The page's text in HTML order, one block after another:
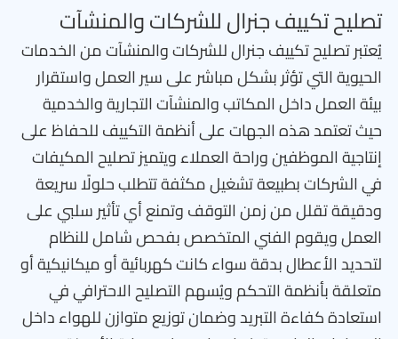
تصليح تكييف جنرال للشركات والمنشآت
يُعتبر تصليح تكييف جنرال للشركات والمنشآت من الخدمات
الحيوية التي تؤثر بشكل مباشر على سير العمل واستقرار
بيئة العمل داخل المكاتب والمنشآت التجارية والخدمية
حيث تعتمد هذه الجهات على أنظمة التكييف للحفاظ على
إنتاجية الموظفين وراحة العملاء ويتميز تصليح المكيفات
في الشركات بطبيعة تشغيل مكثفة تتطلب حلولًا سريعة
ودقيقة تقلل من زمن التوقف وتمنع أي تأثير سلبي على
العمل ويقوم الفني المتخصص بفحص شامل للنظام
لتحديد الأعطال بدقة سواء كانت كهربائية أو ميكانيكية أو
متعلقة بأنظمة التحكم ويُسهم التصليح الاحترافي في
استعادة كفاءة التبريد وضمان توزيع متوازن للهواء داخل